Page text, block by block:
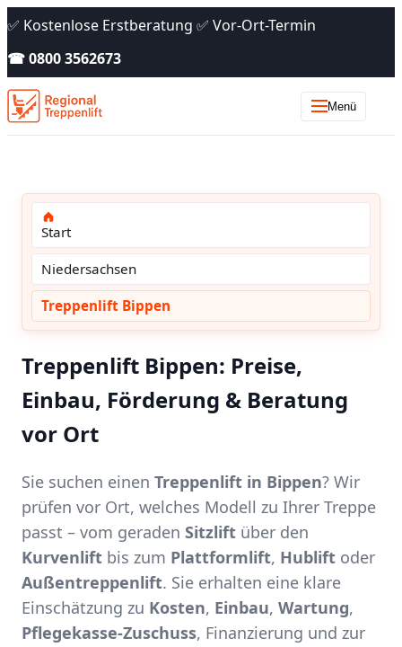
✅ Kostenlose Erstberatung ✅ Vor-Ort-Termin
☎ 0800 3562673
Menü
Start
Niedersachsen
Treppenlift Bippen
Treppenlift Bippen: Preise,
Einbau, Förderung & Beratung
vor Ort
Sie suchen einen Treppenlift in Bippen? Wir
prüfen vor Ort, welches Modell zu Ihrer Treppe
passt – vom geraden Sitzlift über den
Kurvenlift bis zum Plattformlift, Hublift oder
Außentreppenlift. Sie erhalten eine klare
Einschätzung zu Kosten, Einbau, Wartung,
Pflegekasse-Zuschuss, Finanzierung und zur